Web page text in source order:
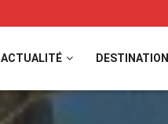
ACTUALITÉ